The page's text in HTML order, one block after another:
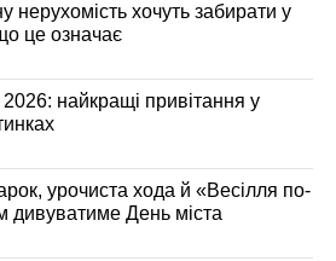
нерухомість хочуть забирати у
це означає
найкращі привітання у
урочиста хода й «Весілля по-
День міста